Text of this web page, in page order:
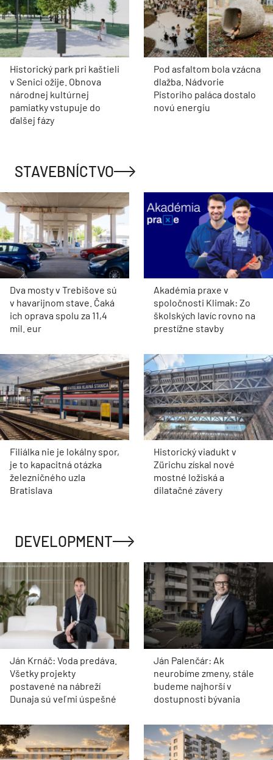
Historický park pri kaštieli
v Senici ožije. Obnova
národnej kultúrnej
pamiatky vstupuje do
ďalšej fázy
Pod asfaltom bola vzácna
dlažba. Nádvorie
Pistoriho paláca dostalo
novú energiu
STAVEBNÍCTVO
Dva mosty v Trebišove sú
v havarijnom stave. Čaká
ich oprava spolu za 11,4
mil. eur
Akadémia praxe v
spoločnosti Klimak: Zo
školských lavíc rovno na
prestížne stavby
Filiálka nie je lokálny spor,
je to kapacitná otázka
železničného uzla
Bratislava
Historický viadukt v
Zürichu získal nové
mostné ložiská a
dilatačné závery
DEVELOPMENT
Ján Krnáč: Voda predáva.
Všetky projekty
postavené na nábreží
Dunaja sú veľmi úspešné
Ján Palenčár: Ak
neurobíme zmeny, stále
budeme najhorší v
dostupnosti bývania